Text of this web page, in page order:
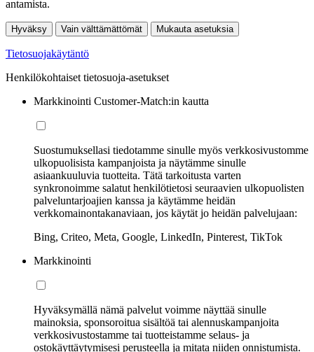
antamista.
Hyväksy Vain välttämättömät Mukauta asetuksia
Tietosuojakäytäntö
Henkilökohtaiset tietosuoja-asetukset
Markkinointi Customer-Match:in kautta
Suostumuksellasi tiedotamme sinulle myös verkkosivustomme
ulkopuolisista kampanjoista ja näytämme sinulle
asiaankuuluvia tuotteita. Tätä tarkoitusta varten
synkronoimme salatut henkilötietosi seuraavien ulkopuolisten
palveluntarjoajien kanssa ja käytämme heidän
verkkomainontakanaviaan, jos käytät jo heidän palvelujaan:
Bing, Criteo, Meta, Google, LinkedIn, Pinterest, TikTok
Markkinointi
Hyväksymällä nämä palvelut voimme näyttää sinulle
mainoksia, sponsoroitua sisältöä tai alennuskampanjoita
verkkosivustostamme tai tuotteistamme selaus- ja
ostokäyttäytymisesi perusteella ja mitata niiden onnistumista.